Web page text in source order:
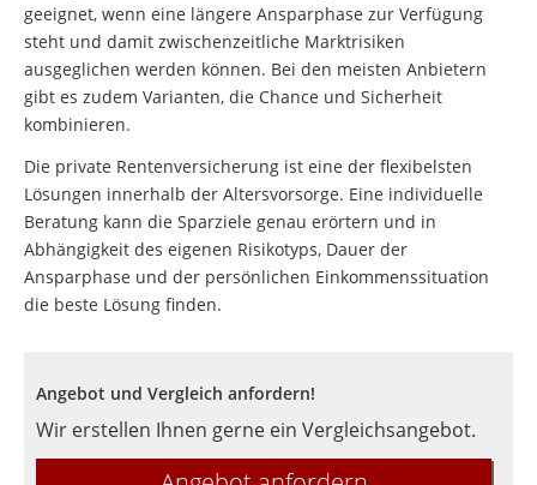
geeignet, wenn eine längere Ansparphase zur Verfügung
steht und damit zwischenzeitliche Marktrisiken
ausgeglichen werden können. Bei den meisten Anbietern
gibt es zudem Varianten, die Chance und Sicherheit
kombinieren.
Die private Rentenversicherung ist eine der flexibelsten
Lösungen innerhalb der Altersvorsorge. Eine individuelle
Beratung kann die Sparziele genau erörtern und in
Abhängigkeit des eigenen Risikotyps, Dauer der
Ansparphase und der persönlichen Einkommenssituation
die beste Lösung finden.
Angebot und Vergleich anfordern!
Wir erstellen Ihnen gerne ein Vergleichsangebot.